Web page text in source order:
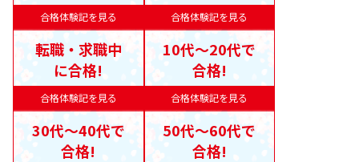
合格体験記を見る 合格体験記を見る
合格体験記を見る
転職・求職中
に合格!
合格体験記を見る
10代〜20代で
合格!
30代〜40代で
合格!
50代〜60代で
合格!